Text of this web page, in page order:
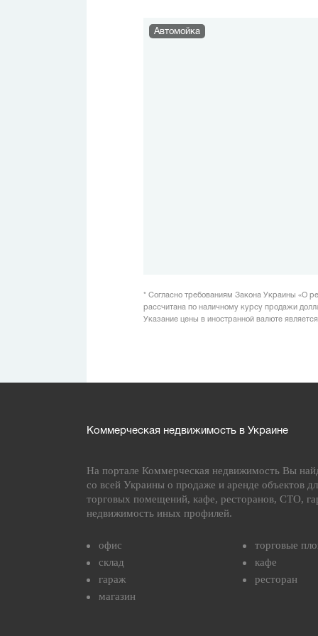
Автомойка
* Согласно требованиям Закона Украины «О
рассчитана по наличному курсу продажи
Указание цены в иностранной валюте
Коммерческая недвижимость в Украине
На портале Коммерческая недвижимость Вы
со всей Украины о продаже и аренде объектов
торговых помещений, кафе, ресторанов, СТО,
недвижимость иных профилей.
офис
торговые
склад
кафе
гараж
ресторан
магазин